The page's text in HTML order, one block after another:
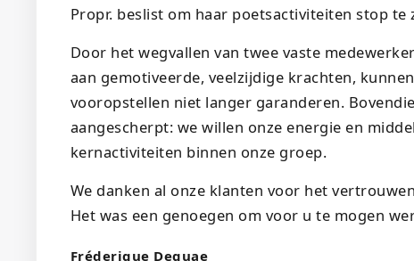
Propr. beslist om haar poetsactiviteiten stop te
Door het wegvallen van twee vaste
aan gemotiveerde, veelzijdige krachten,
vooropstellen niet langer garanderen.
aangescherpt: we willen onze energie en
kernactiviteiten binnen onze groep.
We danken al onze klanten voor het
Het was een genoegen om voor u te mogen
Fréderique Dequae